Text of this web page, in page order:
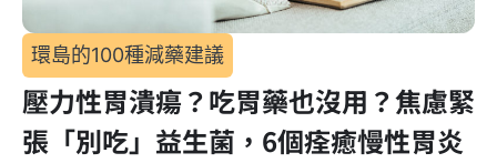
環島的100種減藥建議
壓力性胃潰瘍？吃胃藥也沒用？焦慮緊
張「別吃」益生菌，6個痊癒慢性胃炎